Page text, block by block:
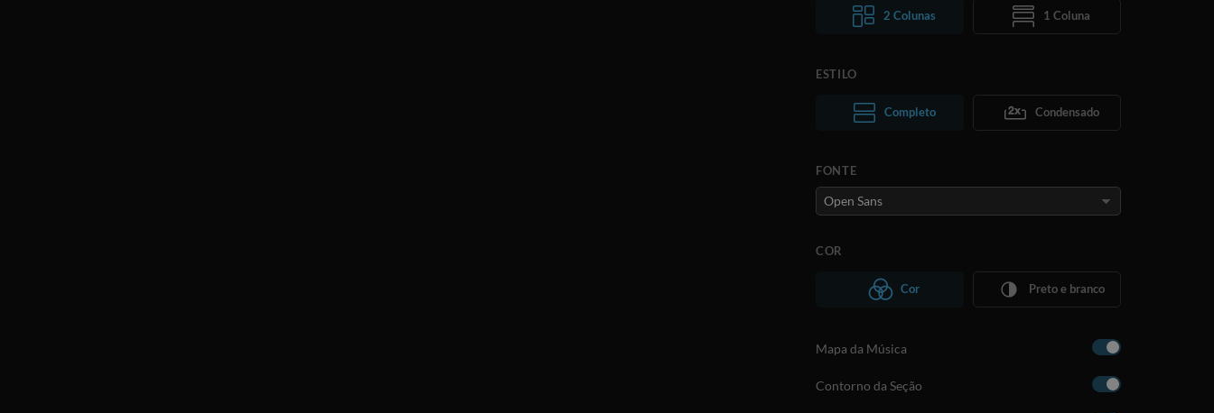
2 Colunas 1 Coluna
Texto normal Texto grande
ESTILO
Completo Condensado
FONTE
COR
Cor Preto e branco
Mapa da Música
Contorno da Seção